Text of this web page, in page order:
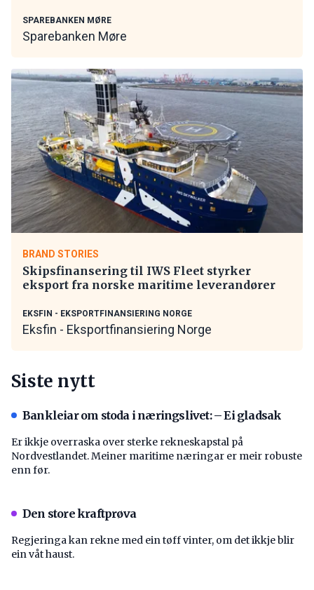
SPAREBANKEN MØRE
Sparebanken Møre
BRAND STORIES
Skipsfinansering til IWS Fleet styrker
eksport fra norske maritime leverandører
EKSFIN - EKSPORTFINANSIERING NORGE
Eksfin - Eksportfinansiering Norge
Siste nytt
Bankleiar om stoda i næringslivet: – Ei gladsak
Er ikkje overraska over sterke rekneskapstal på
Nordvestlandet. Meiner maritime næringar er meir robuste
enn før.
Den store kraftprøva
Regjeringa kan rekne med ein tøff vinter, om det ikkje blir
ein våt haust.